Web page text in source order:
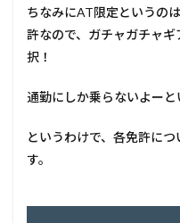
ちなみにAT限定というの
許なので、ガチャガチャ
択！
通勤にしか乗らないよーと
というわけで、各免許に
す。